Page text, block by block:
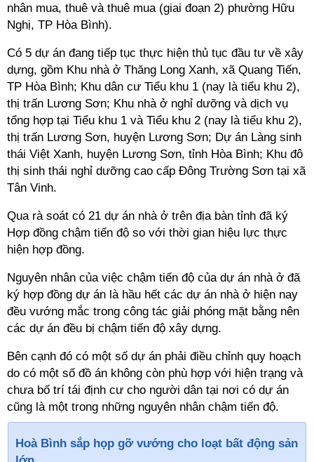
nhân mua, thuê và thuê mua (giai đoạn 2) phường Hữu
Nghị, TP Hòa Bình).
Có 5 dự án đang tiếp tục thực hiện thủ tục đầu tư về xây
dựng, gồm Khu nhà ở Thăng Long Xanh, xã Quang Tiến,
TP Hòa Bình; Khu dân cư Tiểu khu 1 (nay là tiểu khu 2),
thị trấn Lương Sơn; Khu nhà ở nghỉ dưỡng và dịch vụ
tổng hợp tại Tiểu khu 1 và Tiểu khu 2 (nay là tiểu khu 2),
thị trấn Lương Sơn, huyện Lương Sơn; Dự án Làng sinh
thái Việt Xanh, huyện Lương Sơn, tỉnh Hòa Bình; Khu đô
thị sinh thái nghỉ dưỡng cao cấp Đông Trường Sơn tại xã
Tân Vinh.
Qua rà soát có 21 dự án nhà ở trên địa bàn tỉnh đã ký
Hợp đồng chậm tiến độ so với thời gian hiệu lực thực
hiện hợp đồng.
Nguyên nhân của việc chậm tiến độ của dự án nhà ở đã
ký hợp đồng dự án là hầu hết các dự án nhà ở hiện nay
đều vướng mắc trong công tác giải phóng mặt bằng nên
các dự án đều bị chậm tiến độ xây dựng.
Bên cạnh đó có một số dự án phải điều chỉnh quy hoạch
do có một số đồ án không còn phù hợp với hiện trạng và
chưa bố trí tái định cư cho người dân tại nơi có dự án
cũng là một trong những nguyên nhân chậm tiến độ.
Hoà Bình sắp họp gỡ vướng cho loạt bất động sản